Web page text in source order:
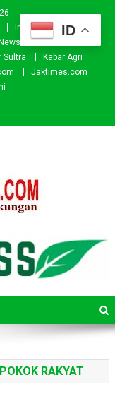
Investor
Donasi
Kabar.id
Sultra
Kabar Agri
Jaktimes.com
RAKYAT
ID